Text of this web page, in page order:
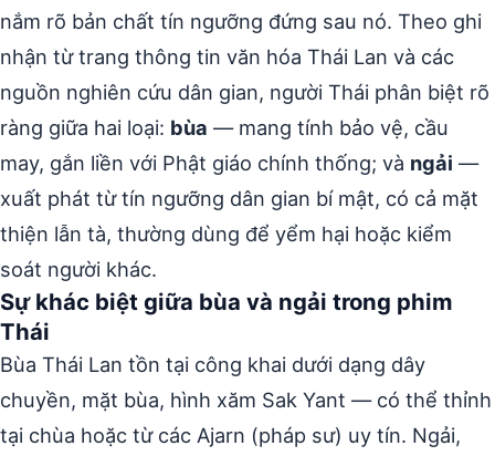
nắm rõ bản chất tín ngưỡng đứng sau nó. Theo ghi
nhận từ trang thông tin văn hóa Thái Lan và các
nguồn nghiên cứu dân gian, người Thái phân biệt rõ
ràng giữa hai loại: bùa — mang tính bảo vệ, cầu
may, gắn liền với Phật giáo chính thống; và ngải —
xuất phát từ tín ngưỡng dân gian bí mật, có cả mặt
thiện lẫn tà, thường dùng để yểm hại hoặc kiểm
soát người khác.
Sự khác biệt giữa bùa và ngải trong phim
Thái
Bùa Thái Lan tồn tại công khai dưới dạng dây
chuyền, mặt bùa, hình xăm Sak Yant — có thể thỉnh
tại chùa hoặc từ các Ajarn (pháp sư) uy tín. Ngải,